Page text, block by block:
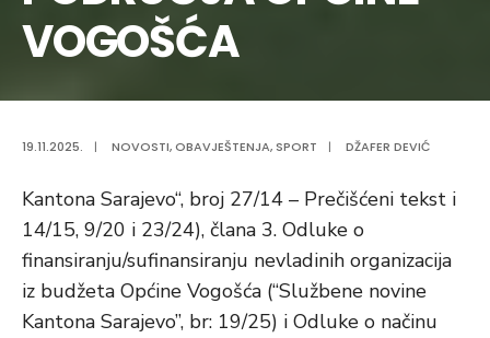
VOGOŠĆA
19.11.2025. | NOVOSTI,OBAVJEŠTENJA, SPORT | DŽAFER DEVIĆ
Kantona Sarajevo“, broj 27/14 – Prečišćeni tekst i
14/15, 9/20 i 23/24), člana 3. Odluke o
finansiranju/sufinansiranju nevladinih organizacija
iz budžeta Općine Vogošća (“Službene novine
Kantona Sarajevo”, br: 19/25) i Odluke o načinu